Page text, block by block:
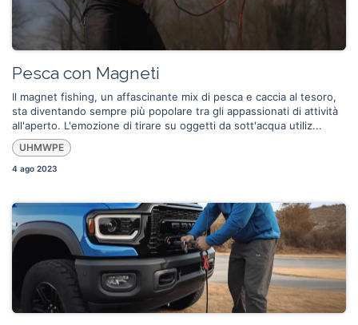
Pesca con Magneti
Il magnet fishing, un affascinante mix di pesca e caccia al tesoro,
sta diventando sempre più popolare tra gli appassionati di attività
all'aperto. L'emozione di tirare su oggetti da sott'acqua utiliz...
UHMWPE
4 ago 2023